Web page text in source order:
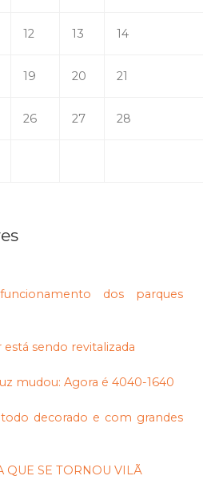
12 13 14
19 20 21
26 27 28
dos parques
está sendo revitalizada
mudou: Agora é 4040-1640
decorado e com grandes
QUE SE TORNOU VILÃ